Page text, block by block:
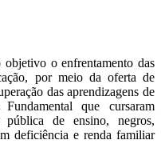
o enfrentamento das
por meio da oferta de
das aprendizagens de
que cursaram
pública de ensino, negros,
deficiência e renda familiar